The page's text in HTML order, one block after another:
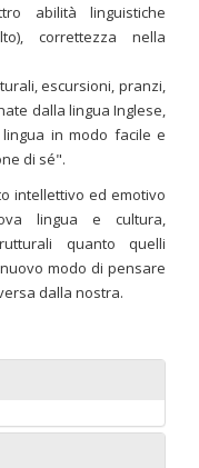
abilità linguistiche
correttezza nella
escursioni, pranzi,
dalla lingua Inglese,
in modo facile e
di sé".
intellettivo ed emotivo
lingua e cultura,
quanto quelli
modo di pensare
dalla nostra.